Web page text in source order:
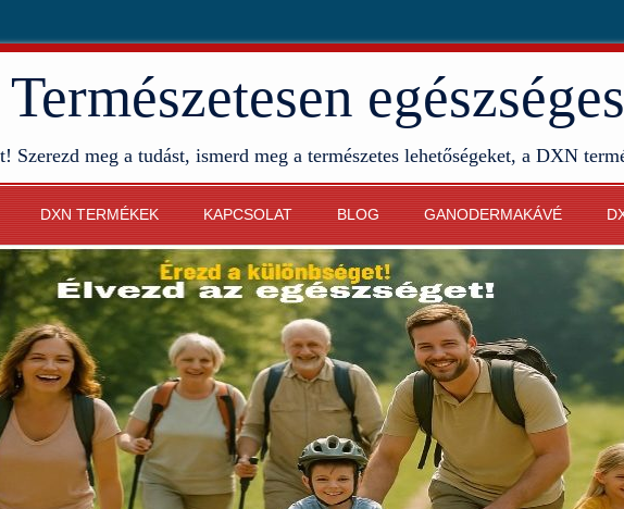
Szerezd meg a tudást, ismerd meg a természetes lehetőségeket, a DXN
DXN TERMÉKEK KAPCSOLAT BLOG GANODERMAKÁVÉ